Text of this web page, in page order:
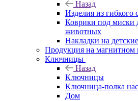
Назад
Изделия из гибкого
Коврики под миски
животных
Накладки на
Продукция на магнитном
Ключницы
Назад
Ключницы
Ключница-полка
Дом